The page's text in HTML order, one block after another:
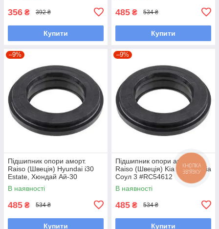
356 ₴ 392 ₴
Купити
485 ₴ 534 ₴
Купити
–9%
Підшипник опори аморт.
Raiso (Швеція) Hyundai i30
Estate, Хюндай Ай-30
Універсал #RC54612
UACFIAN7
В наявності
485 ₴ 534 ₴
Купити
–9%
Підшипник опори аморт.
Raiso (Швеція) Kia Soul III, Кіа
Соул 3 #RC54612
UAGAHNV7
В наявності
485 ₴ 534 ₴
Купити
КНОПКА
ЗВ'ЯЗКУ